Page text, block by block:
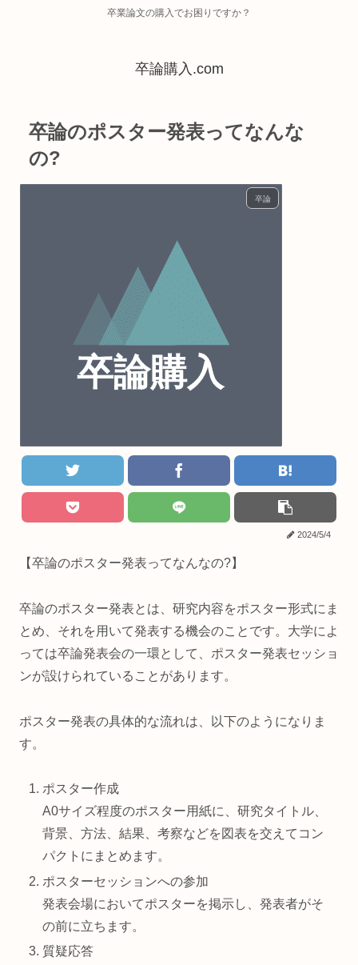
卒業論文の購入でお困りですか？
卒論購入.com
卒論のポスター発表ってなんな
の?
卒論
2024/5/4
【卒論のポスター発表ってなんなの?】
卒論のポスター発表とは、研究内容をポスター形式にま
とめ、それを用いて発表する機会のことです。大学によ
っては卒論発表会の一環として、ポスター発表セッショ
ンが設けられていることがあります。
ポスター発表の具体的な流れは、以下のようになりま
す。
ポスター作成
A0サイズ程度のポスター用紙に、研究タイトル、
背景、方法、結果、考察などを図表を交えてコン
パクトにまとめます。
ポスターセッションへの参加
発表会場においてポスターを掲示し、発表者がそ
の前に立ちます。
質疑応答